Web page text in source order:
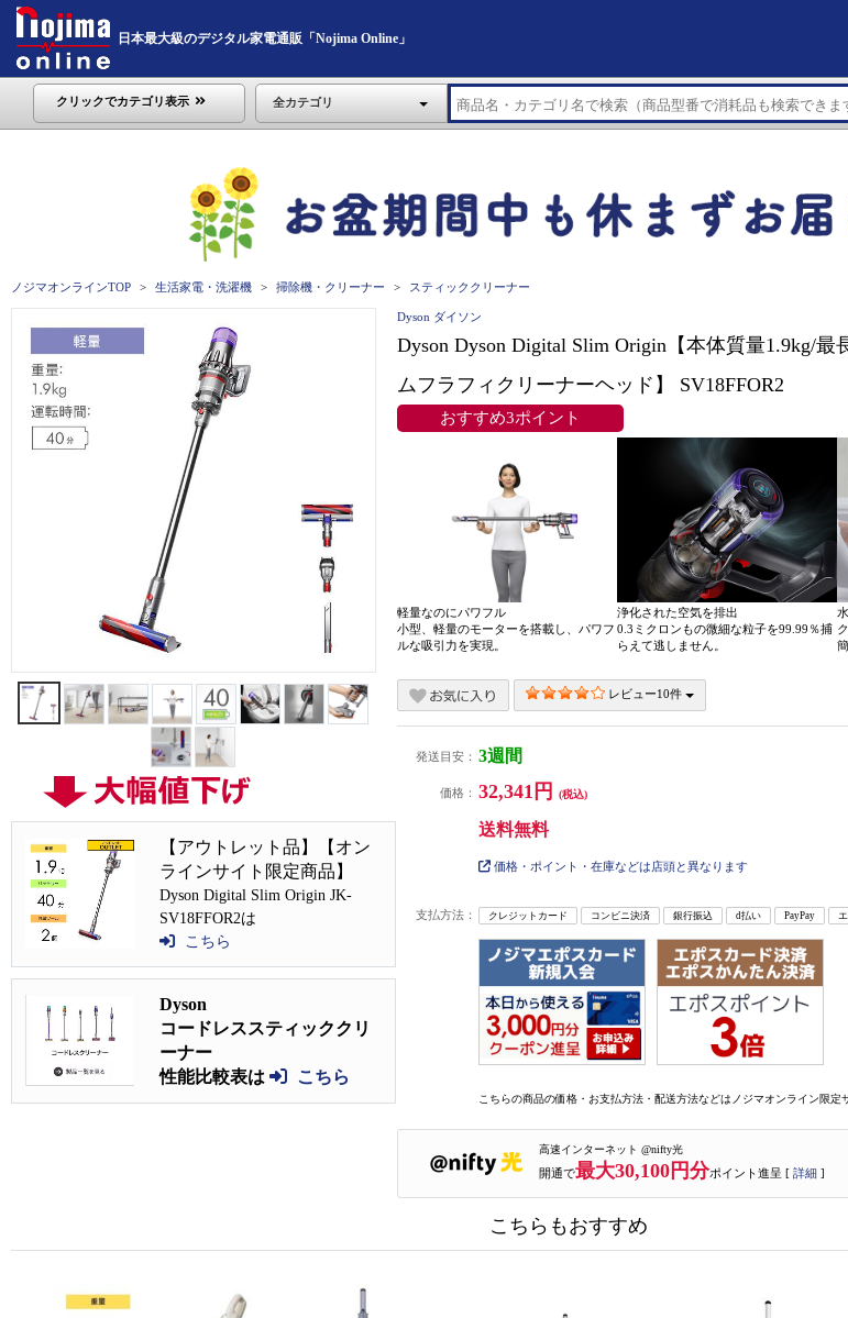
日本最大級のデジタル家電通販「Nojima Online」
クリックでカテゴリ表示 全カテゴリ
ノジマオンラインTOP 生活家電・洗濯機 掃除機・クリーナー スティッククリーナー
【アウトレット品】【オン
ラインサイト限定商品】
Dyson Digital Slim Origin JK-
SV18FFOR2は
こちら
Dyson
コードレススティッククリ
ーナー
性能比較表は
こちら
Dyson ダイソン
Dyson Dyson Digital Slim Origin【本体質量1.9kg/最
ムフラフィクリーナーヘッド】 SV18FFOR2
おすすめ3ポイント
軽量なのにパワフル
小型、軽量のモーターを搭載し、パワフ
ルな吸引力を実現。
浄化された空気を排出
0.3ミクロンもの微細な粒子を99.99％捕
らえて逃しません。
レビュー10件
発送目安： 3週間
価格： 32,341円 (税込)
送料無料
価格・ポイント・在庫などは店頭と異なります
支払方法： クレジットカード コンビニ決済 銀行振込 d払い PayPay
こちらの商品の価格・お支払方法・配送方法などはノジマオンライン限定
高速インターネット @nifty光
開通で最大30,100円分ポイント進呈 [ 詳細 ]
こちらもおすすめ